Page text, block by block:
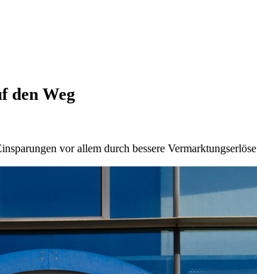
den Weg
vor allem durch bessere Vermarktungserlöse